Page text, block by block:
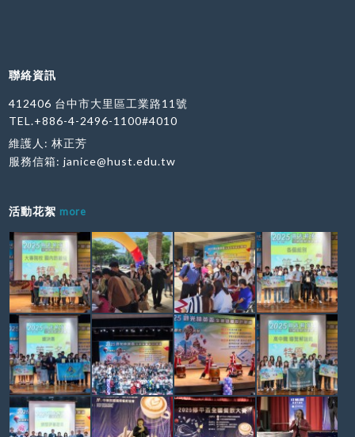
聯絡資訊
412406 台中市大里區工業路11號
TEL.+886-4-2496-1100#4010
維護人: 林正芳
服務信箱:janice@hust.edu.tw
活動花絮 more